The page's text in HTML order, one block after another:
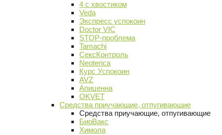
4 с хвостиком
Veda
Экспресс успокоин
Doctor VIC
STOP-проблема
Tamachi
СексКонтроль
Neoterica
Курс Успокоин
AVZ
Апиценна
OKVET
Средства приучающие, отпугивающие
Средства приучающие, отпугивающие
БиоВакс
Химола